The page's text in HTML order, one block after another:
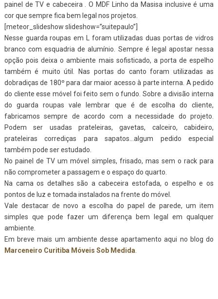
painel de TV e cabeceira . O MDF Linho da Masisa inclusive é uma
cor que sempre fica bem legal nos projetos.
[meteor_slideshow slideshow=”suitepaulo”]
Nesse guarda roupas em L foram utilizadas duas portas de vidros
branco com esquadria de alumínio. Sempre é legal apostar nessa
opção pois deixa o ambiente mais sofisticado, a porta de espelho
também é muito útil. Nas portas do canto foram utilizadas as
dobradiças de 180º para dar maior acesso à parte interna. A pedido
do cliente esse móvel foi feito sem o fundo. Sobre a divisão interna
do guarda roupas vale lembrar que é de escolha do cliente,
fabricamos sempre de acordo com a necessidade do projeto.
Podem ser usadas prateleiras, gavetas, calceiro, cabideiro,
prateleiras corrediças para sapatos…algum pedido especial
também pode ser estudado.
No painel de TV um móvel simples, frisado, mas sem o rack para
não comprometer a passagem e o espaço do quarto.
Na cama os detalhes são a cabeceira estofada, o espelho e os
pontos de luz e tomada instalados na frente do móvel.
Vale destacar de novo a escolha do papel de parede, um item
simples que pode fazer um diferença bem legal em qualquer
ambiente.
Em breve mais um ambiente desse apartamento aqui no blog do
Marceneiro Curitiba Móveis Sob Medida